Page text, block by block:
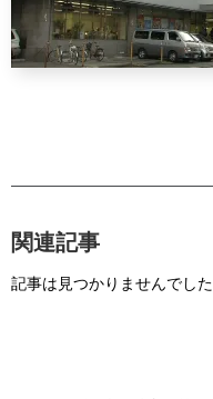
関連記事
記事は見つかりませんでした